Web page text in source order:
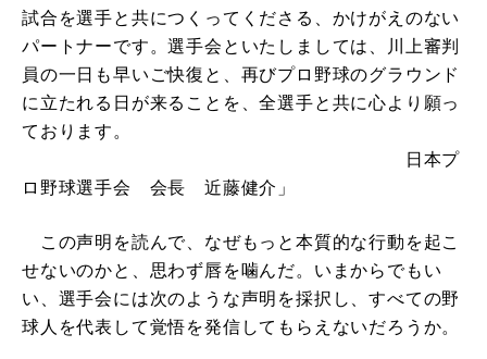
試合を選手と共につくってくださる、かけがえのない
パートナーです。選手会といたしましては、川上審判
員の一日も早いご快復と、再びプロ野球のグラウンド
に立たれる日が来ることを、全選手と共に心より願っ
ております。
日本プ
ロ野球選手会 会長 近藤健介」
この声明を読んで、なぜもっと本質的な行動を起こ
せないのかと、思わず唇を噛んだ。いまからでもい
い、選手会には次のような声明を採択し、すべての野
球人を代表して覚悟を発信してもらえないだろうか。